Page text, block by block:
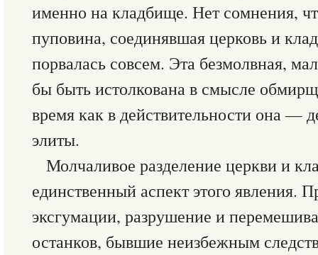
именно на кладбище. Нет сомнения,
пуповина, соединявшая церковь и
порвалась совсем. Эта безмолвная,
бы быть истолкована в смысле
время как в действительности она —
элиты.
Молчаливое разделение церкви и
единственный аспект этого явления.
эксгумации, разрушение и
останков, бывшие неизбежным